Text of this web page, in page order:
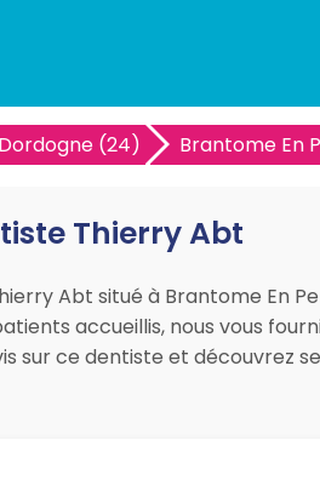
Dordogne (24) Brantome En
Thierry Abt
Abt situé à Brantome En
accueillis, nous vous
sur ce dentiste et découvrez